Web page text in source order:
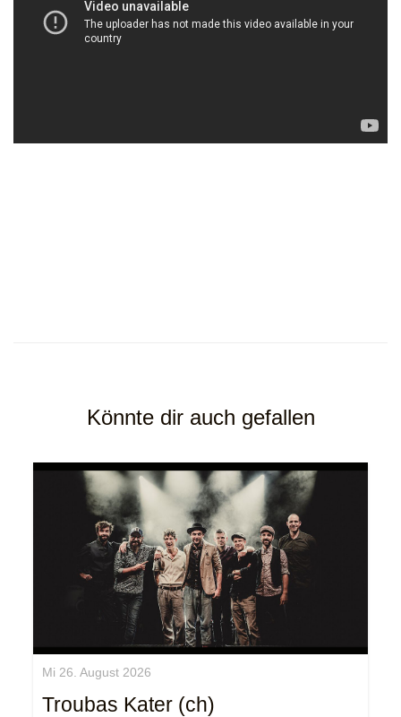
Könnte dir auch gefallen
Mi 26. August 2026
Troubas Kater (ch)